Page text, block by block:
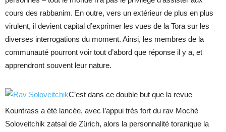
cours des rabbanim. En outre, vers un extérieur de plus en plus
virulent, il devient capital d’exprimer les vues de la Tora sur les
diverses interrogations du moment. Ainsi, les membres de la
communauté pourront voir tout d’abord que réponse il y a, et
apprendront souvent leur nature.
C’est dans ce double but que la revue
Kountrass a été lancée, avec l’appui très fort du rav Moché
Soloveitchik zatsal de Zürich, alors la personnalité toranique la